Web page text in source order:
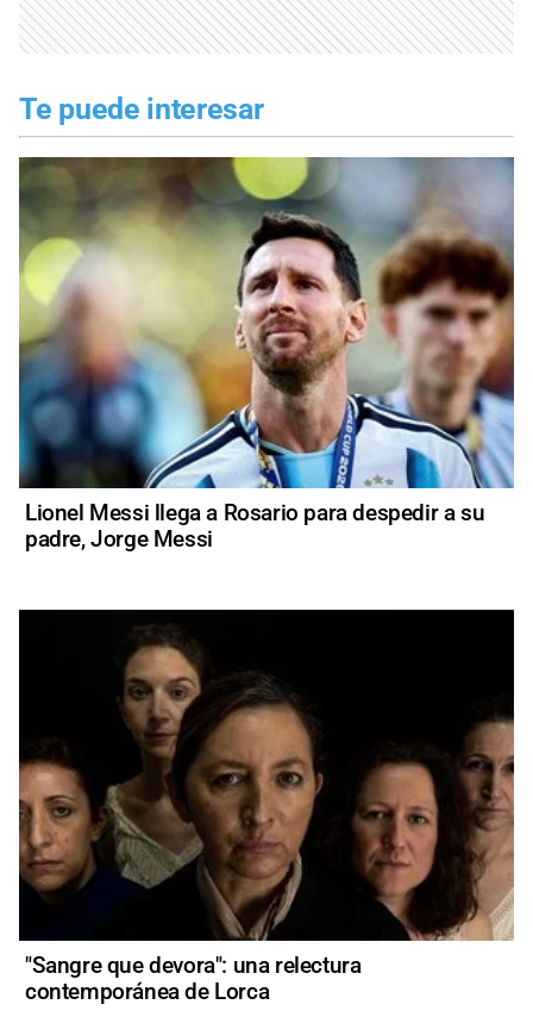
Te puede interesar
Lionel Messi llega a Rosario para despedir a su
padre, Jorge Messi
"Sangre que devora": una relectura
contemporánea de Lorca